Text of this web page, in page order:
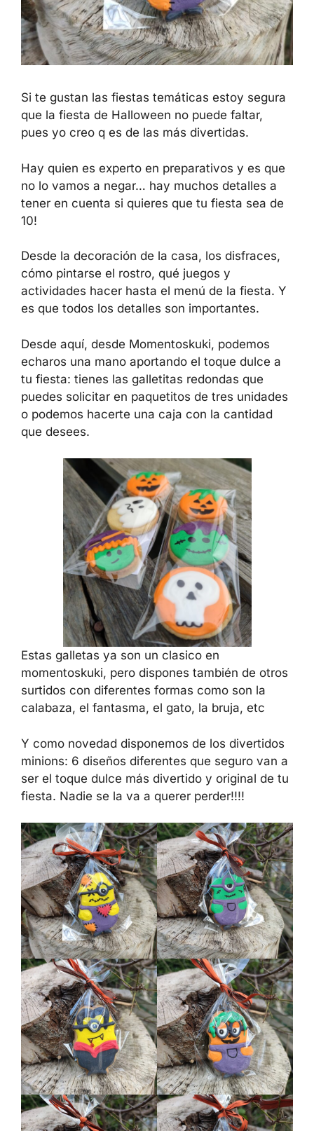
Si te gustan las fiestas temáticas estoy segura
que la fiesta de Halloween no puede faltar,
pues yo creo q es de las más divertidas.
Hay quien es experto en preparativos y es que
no lo vamos a negar… hay muchos detalles a
tener en cuenta si quieres que tu fiesta sea de
10!
Desde la decoración de la casa, los disfraces,
cómo pintarse el rostro, qué juegos y
actividades hacer hasta el menú de la fiesta. Y
es que todos los detalles son importantes.
Desde aquí, desde Momentoskuki, podemos
echaros una mano aportando el toque dulce a
tu fiesta: tienes las galletitas redondas que
puedes solicitar en paquetitos de tres unidades
o podemos hacerte una caja con la cantidad
que desees.
Estas galletas ya son un clasico en
momentoskuki, pero dispones también de otros
surtidos con diferentes formas como son la
calabaza, el fantasma, el gato, la bruja, etc
Y como novedad disponemos de los divertidos
minions: 6 diseños diferentes que seguro van a
ser el toque dulce más divertido y original de tu
fiesta. Nadie se la va a querer perder!!!!